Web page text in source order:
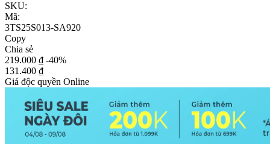
SKU:
Mã:
3TS25S013-SA920
Copy
Chia sẻ
219.000 ₫ -40%
131.400 ₫
Giá độc quyền Online